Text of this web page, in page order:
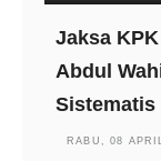
Jaksa
Abdul
Sistematis
RABU, 08